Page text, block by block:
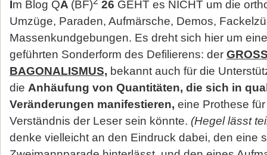
Im Blog QA (BF) 26 GEHT es NICHT um die
Umzüge, Paraden, Aufmärsche, Demos,
Massenkundgebungen. Es dreht sich hier um
geführten Sonderform des Defilierens: der
BAGONALISMUS, bekannt auch für die
die Anhäufung von Quantitäten, die sich in
Veränderungen manifestieren, eine Prothese
Verständnis der Leser sein könnte. (Hegel lässt
denke vielleicht an den Eindruck dabei, den eine